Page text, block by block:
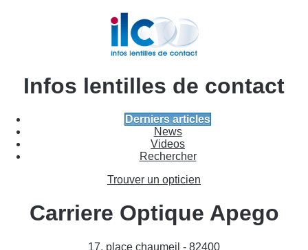
Infos lentilles de contact
Derniers articles
News
Videos
Rechercher
Trouver un opticien
Carriere Optique Apego
17, place chaumeil - 82400